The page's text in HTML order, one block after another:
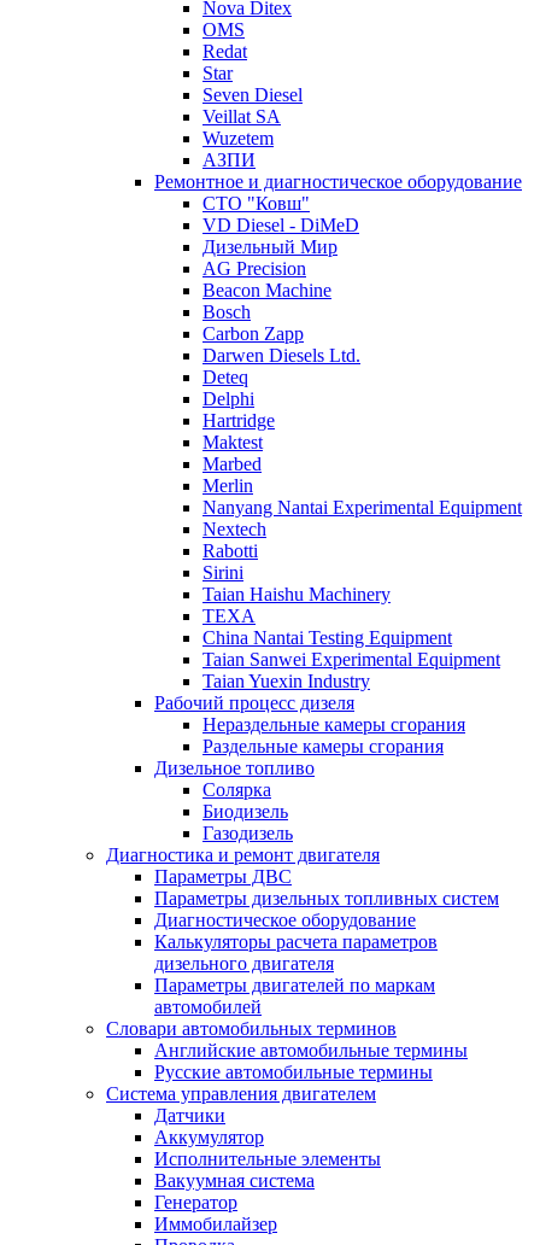
Nova Ditex
OMS
Redat
Star
Seven Diesel
Veillat SA
Wuzetem
АЗПИ
Ремонтное и диагностическое оборудование
СТО "Ковш"
VD Diesel - DiMeD
Дизельный Мир
AG Precision
Beacon Machine
Bosch
Carbon Zapp
Darwen Diesels Ltd.
Deteq
Delphi
Hartridge
Maktest
Marbed
Merlin
Nanyang Nantai Experimental Equipment
Nextech
Rabotti
Sirini
Taian Haishu Machinery
TEXA
China Nantai Testing Equipment
Taian Sanwei Experimental Equipment
Taian Yuexin Industry
Рабочий процесс дизеля
Нераздельные камеры сгорания
Раздельные камеры сгорания
Дизельное топливо
Солярка
Биодизель
Газодизель
Диагностика и ремонт двигателя
Параметры ДВС
Параметры дизельных топливных систем
Диагностическое оборудование
Калькуляторы расчета параметров
дизельного двигателя
Параметры двигателей по маркам
автомобилей
Словари автомобильных терминов
Английские автомобильные термины
Русские автомобильные термины
Система управления двигателем
Датчики
Аккумулятор
Исполнительные элементы
Вакуумная система
Генератор
Иммобилайзер